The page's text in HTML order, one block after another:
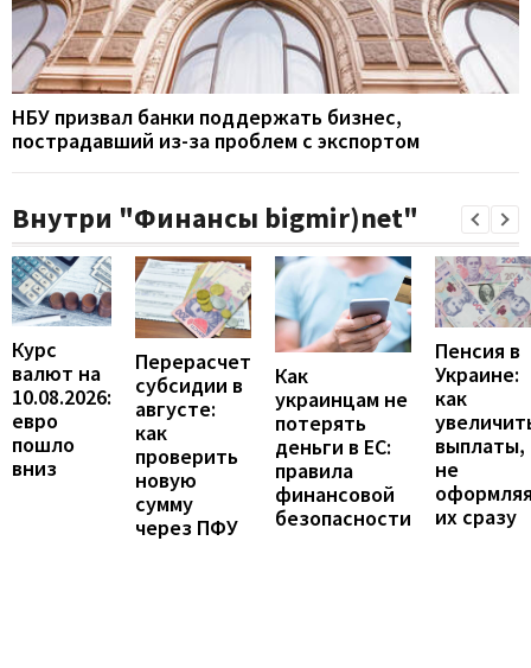
НБУ призвал банки поддержать бизнес,
пострадавший из-за проблем с экспортом
Внутри "Финансы bigmir)net"
Курс
валют на
10.08.2026:
евро
пошло
вниз
Перерасчет
субсидии в
августе:
как
проверить
новую
сумму
через ПФУ
Как
украинцам не
потерять
деньги в ЕС:
правила
финансовой
безопасности
Пенсия в
Украине:
как
выплаты,
не
их сразу